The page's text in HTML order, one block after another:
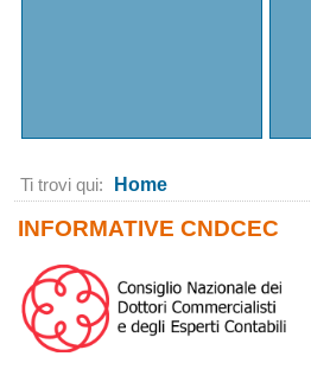
Ti trovi qui: Home
INFORMATIVE CNDCEC